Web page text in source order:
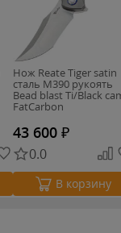
Нож Reate Tiger satin
сталь M390 рукоять
Bead blast Ti/Black
FatCarbon
43 600 ₽
0.0
В корзину